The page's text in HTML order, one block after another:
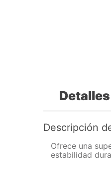
Detalles
Descripción
Ofrece una
estabilidad